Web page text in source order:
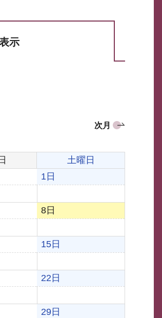
示
次月
土曜日
1日
8日
15日
22日
29日